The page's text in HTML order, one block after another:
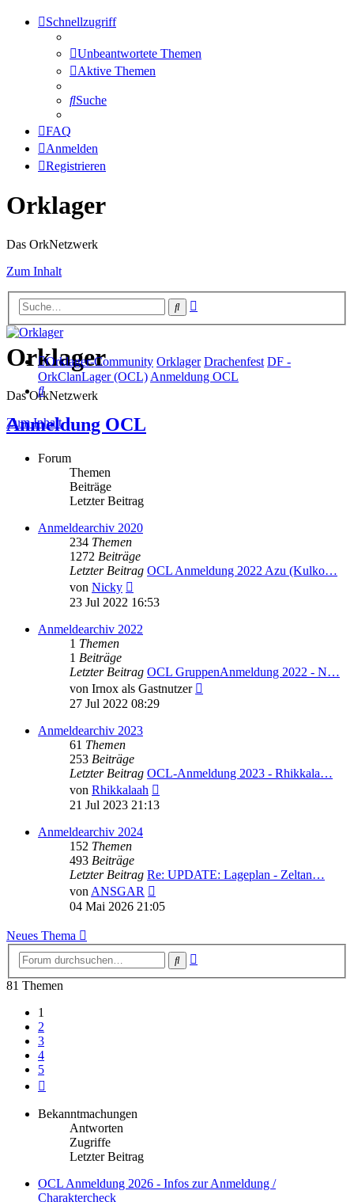
Schnellzugriff
Unbeantwortete Themen
Aktive Themen
Suche
FAQ
Anmelden
Registrieren
Orklager
Das OrkNetzwerk
Zum Inhalt
Suche
Orklager
Das OrkNetzwerk
Zum Inhalt
Orklager-Community Orklager Drachenfest DF -
OrkClanLager (OCL)Anmeldung OCL
Suche
Anmeldung OCL
Forum
Themen
Beiträge
Letzter Beitrag
Anmeldearchiv 2020
234 Themen
1272 Beiträge
Letzter Beitrag OCL Anmeldung 2022 Azu (Kulko…
von Nicky
Beitrag
23 Jul 2022 16:53
Anmeldearchiv 2022
1 Themen
1 Beiträge
Letzter Beitrag OCL GruppenAnmeldung 2022 - N…
von Irnox als Gastnutzer
27 Jul 2022 08:29
Anmeldearchiv 2023
61 Themen
253 Beiträge
Letzter Beitrag OCL-Anmeldung 2023 - Rhikkala…
von Rhikkalaah
21 Jul 2023 21:13
Anmeldearchiv 2024
152 Themen
493 Beiträge
Letzter Beitrag Re: UPDATE: Lageplan - Zeltan…
von ANSGAR
Beitrag
04 Mai 2026 21:05
Neues Thema
Suche
81 Themen
1
2
3
4
5
Bekanntmachungen
Antworten
Zugriffe
Letzter Beitrag
OCL Anmeldung 2026 - Infos zur Anmeldung /
Charaktercheck